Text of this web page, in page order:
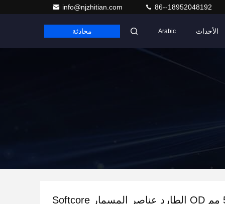
info@njzhitian.com 86--18952048192
الأحداث Arabic محادثة
تصلب 58 مم OD الطارد عناصر المسمار Softcore